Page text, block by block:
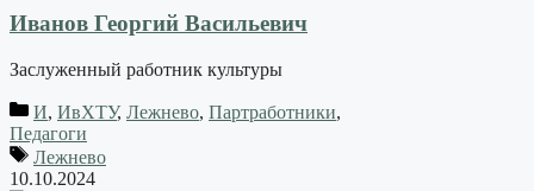
Иванов Георгий Васильевич
Заслуженный работник культуры
И, ИвХТУ, Лежнево, Партработники,
Педагоги
Лежнево
10.10.2024